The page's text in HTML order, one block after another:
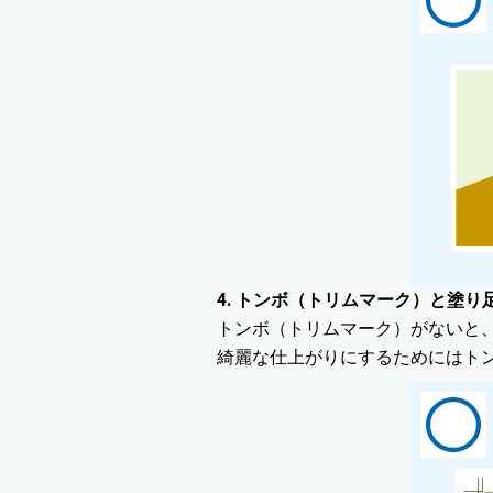
4. トンボ（トリムマーク）と塗り
トンボ（トリムマーク）がない
綺麗な仕上がりにするためにはト